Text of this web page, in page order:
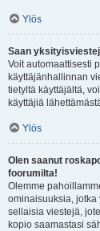
Ylös
Saan
Voit automaattisesti
käyttäjänhallinnan
tietyltä käyttäjältä,
käyttäjiä
Ylös
Olen saanut
foorumilta!
Olemme
ominaisuuksia, jotka
sellaisia viestejä,
kopio saamastasi